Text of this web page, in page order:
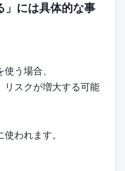
」には具体的な事
う場合、
リスクが増大する可能
われます。